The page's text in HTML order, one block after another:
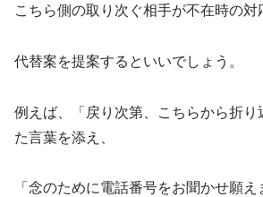
こちら側の取り次ぐ相手が不在時の対
代替案を提案するといいでしょう。
例えば、「戻り次第、こちらから折り
た言葉を添え、
「念のために電話番号をお聞かせ願